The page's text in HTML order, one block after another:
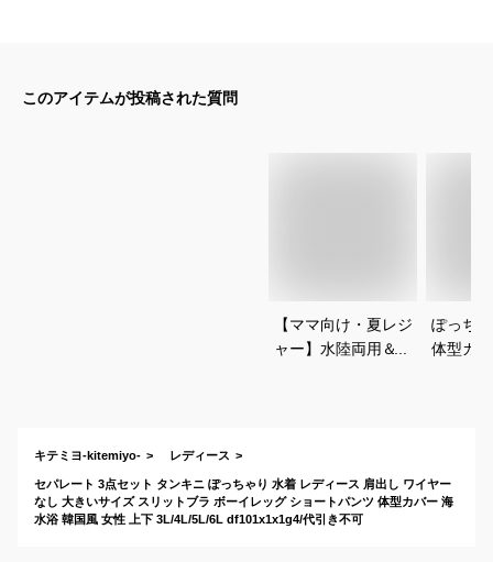
このアイテムが投稿された質問
【ママ向け・夏レジ
ャー】水陸両用＆体
ぽっち
体型カ
キテミヨ-kitemiyo- レディース
セパレート 3点セット タンキニ ぽっちゃり 水着 レディース 肩出し ワイヤー
なし 大きいサイズ スリットブラ ボーイレッグ ショートパンツ 体型カバー 海
水浴 韓国風 女性 上下 3L/4L/5L/6L df101x1x1g4/代引き不可